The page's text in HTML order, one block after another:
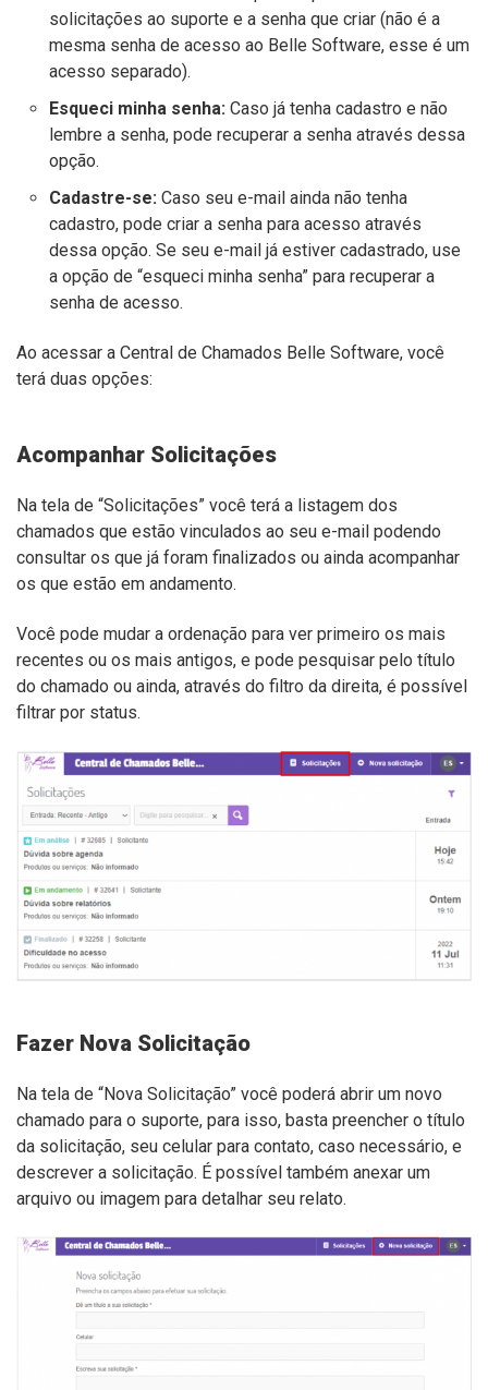
solicitações ao suporte e a senha que criar (não é a
mesma senha de acesso ao Belle Software, esse é um
acesso separado).
Esqueci minha senha: Caso já tenha cadastro e não
lembre a senha, pode recuperar a senha através dessa
opção.
Cadastre-se: Caso seu e-mail ainda não tenha
cadastro, pode criar a senha para acesso através
dessa opção. Se seu e-mail já estiver cadastrado, use
a opção de “esqueci minha senha” para recuperar a
senha de acesso.
Ao acessar a Central de Chamados Belle Software, você
terá duas opções:
Acompanhar Solicitações
Na tela de “Solicitações” você terá a listagem dos
chamados que estão vinculados ao seu e-mail podendo
consultar os que já foram finalizados ou ainda acompanhar
os que estão em andamento.
Você pode mudar a ordenação para ver primeiro os mais
recentes ou os mais antigos, e pode pesquisar pelo título
do chamado ou ainda, através do filtro da direita, é possível
filtrar por status.
Fazer Nova Solicitação
Na tela de “Nova Solicitação” você poderá abrir um novo
chamado para o suporte, para isso, basta preencher o título
da solicitação, seu celular para contato, caso necessário, e
descrever a solicitação. É possível também anexar um
arquivo ou imagem para detalhar seu relato.